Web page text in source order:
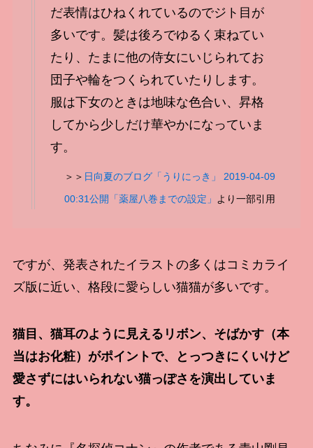
だ表情はひねくれているのでジト目が
多いです。髪は後ろでゆるく束ねてい
たり、たまに他の侍女にいじられてお
団子や輪をつくられていたりします。
服は下女のときは地味な色合い、昇格
してから少しだけ華やかになっていま
す。
＞＞ 日向夏のブログ「うりにっき」 2019-04-09
00:31公開「薬屋八巻までの設定」
より一部引用
ですが、発表されたイラストの多くはコミカライ
ズ版に近い、格段に愛らしい猫猫が多いです。
猫目、猫耳のように見えるリボン、そばかす（本
当はお化粧）がポイントで、とっつきにくいけど
愛さずにはいられない猫っぽさを演出していま
す。